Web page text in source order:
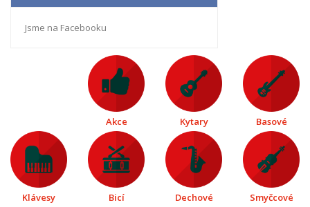
Jsme na Facebooku
Akce Kytary Basové
Klávesy Bicí Dechové Smyčcové